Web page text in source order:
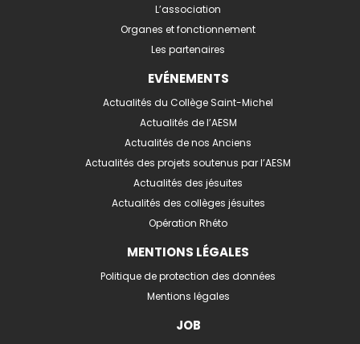
L’association
Organes et fonctionnement
Les partenaires
EVÉNEMENTS
Actualités du Collège Saint-Michel
Actualités de l’AESM
Actualités de nos Anciens
Actualités des projets soutenus par l’AESM
Actualités des jésuites
Actualités des collèges jésuites
Opération Rhéto
MENTIONS LÉGALES
Politique de protection des données
Mentions légales
JOB